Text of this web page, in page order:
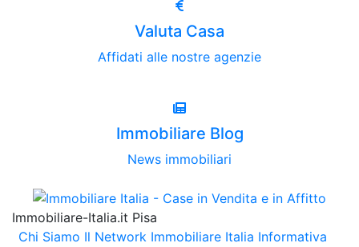
Valuta Casa
Affidati alle nostre agenzie
Immobiliare Blog
News immobiliari
Immobiliare-Italia.it Pisa
Chi Siamo Il Network Immobiliare Italia Informativa